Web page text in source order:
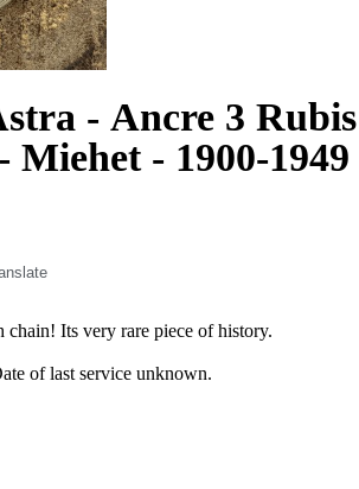
- Ancre 3
Miehet - 1900-1949
Its very rare piece of history.
of last service unknown.
condition. Case was never renovated.